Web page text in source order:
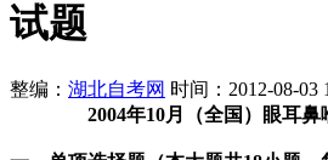
试题
整编： 湖北自考网 时间：2012-08-03
2004年10月（全国）眼耳